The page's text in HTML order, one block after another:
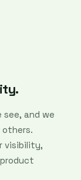
and we
visibility,